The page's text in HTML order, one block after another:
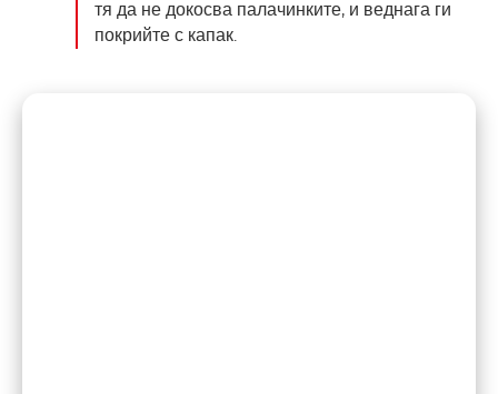
тя да не докосва палачинките, и веднага ги
покрийте с капак.